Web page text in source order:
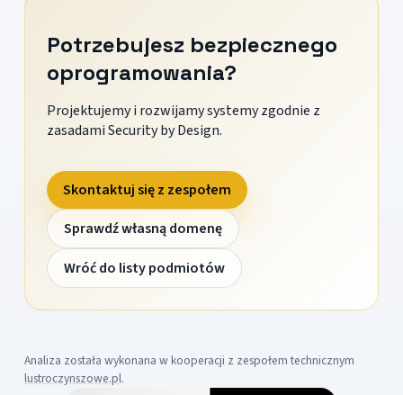
Potrzebujesz bezpiecznego
oprogramowania?
Projektujemy i rozwijamy systemy zgodnie z
zasadami Security by Design.
Skontaktuj się z zespołem
Sprawdź własną domenę
Wróć do listy podmiotów
Analiza została wykonana w kooperacji z zespołem technicznym
lustroczynszowe.pl.